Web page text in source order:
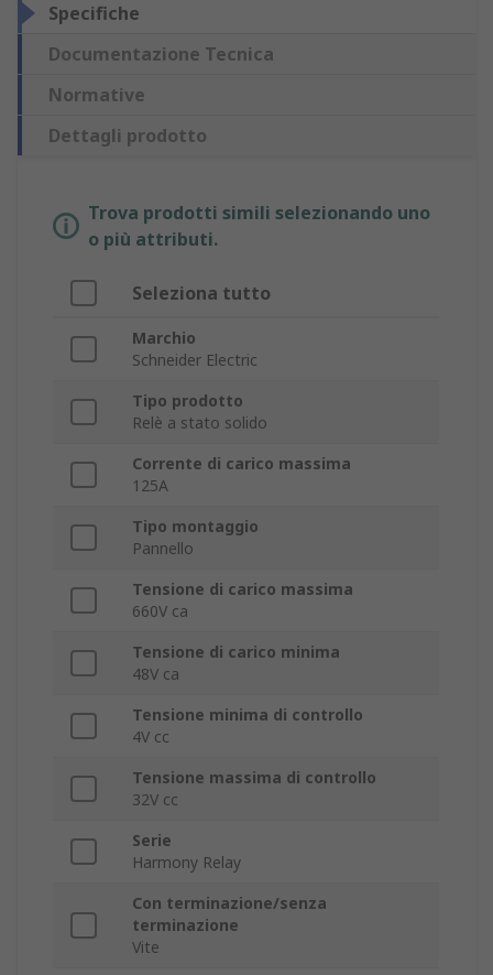
Specifiche
Documentazione Tecnica
Normative
Dettagli prodotto
Trova prodotti simili selezionando uno
o più attributi.
Seleziona tutto
Marchio
Schneider Electric
Tipo prodotto
Relè a stato solido
Corrente di carico massima
125A
Tipo montaggio
Pannello
Tensione di carico massima
660V ca
Tensione di carico minima
48V ca
Tensione minima di controllo
4V cc
Tensione massima di controllo
32V cc
Serie
Harmony Relay
Con terminazione/senza
terminazione
Vite